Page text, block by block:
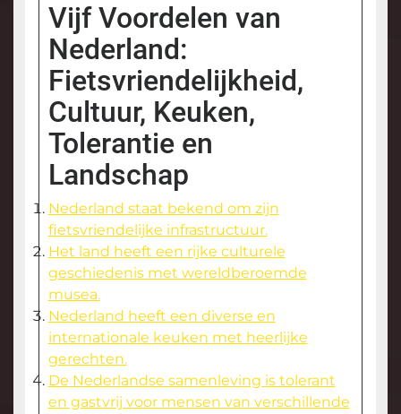
Vijf Voordelen van
Nederland:
Fietsvriendelijkheid,
Cultuur, Keuken,
Tolerantie en
Landschap
Nederland staat bekend om zijn
fietsvriendelijke infrastructuur.
Het land heeft een rijke culturele
geschiedenis met wereldberoemde
musea.
Nederland heeft een diverse en
internationale keuken met heerlijke
gerechten.
De Nederlandse samenleving is tolerant
en gastvrij voor mensen van verschillende